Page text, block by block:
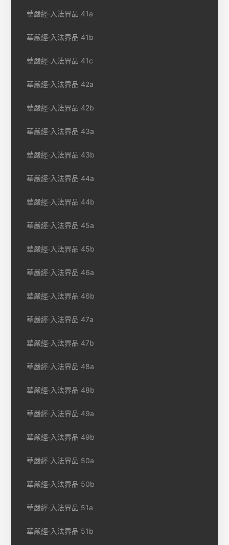
華嚴經‧入法界品 41a
華嚴經‧入法界品 41b
華嚴經‧入法界品 41c
華嚴經‧入法界品 42a
華嚴經‧入法界品 42b
華嚴經‧入法界品 43a
華嚴經‧入法界品 43b
華嚴經‧入法界品 44a
華嚴經‧入法界品 44b
華嚴經‧入法界品 45a
華嚴經‧入法界品 45b
華嚴經‧入法界品 46a
華嚴經‧入法界品 46b
華嚴經‧入法界品 47a
華嚴經‧入法界品 47b
華嚴經‧入法界品 48a
華嚴經‧入法界品 48b
華嚴經‧入法界品 49a
華嚴經‧入法界品 49b
華嚴經‧入法界品 50a
華嚴經‧入法界品 50b
華嚴經‧入法界品 51a
華嚴經‧入法界品 51b